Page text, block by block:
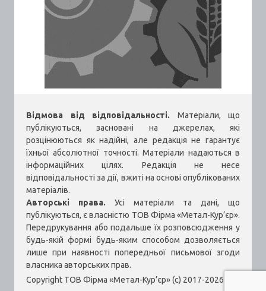
Відмова від відповідальності. Матеріали, що
публікуються, засновані на джерелах, які
розцінюються як надійні, але редакція не гарантує
їхньої абсолютної точності. Матеріали надаються в
інформаційних цілях. Редакція не несе
відповідальності за дії, вжиті на основі опублікованих
матеріалів.
Авторські права. Усі матеріали та дані, що
публікуються, є власністю ТОВ Фірма «Метал-Кур’єр».
Передрукування або подальше їх розповсюдження у
будь-якій формі будь-яким способом дозволяється
лише при наявності попередньої письмової згоди
власника авторських прав.
Copyright ТОВ Фірма «Метал-Кур’єр» (c) 2017-2026